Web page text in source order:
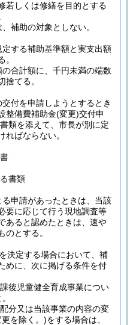
若しくは修繕を目的とする
補助の対象としない。
定する補助基準額と実支出額
合計額に、千円未満の端数
捨てる。
付を申請しようとするとき
整備費補助金(変更)交付申
類を添えて、市長が別に定
ればならない。
書類
る申請があったときは、当該
要に応じて行う現地調査等
あると認めたときは、速や
のとする。
決定する場合において、補
めに、次に掲げる条件を付
後児童健全育成事業につい
分又は当該事業の内容の変
を除く。)をする場合は、